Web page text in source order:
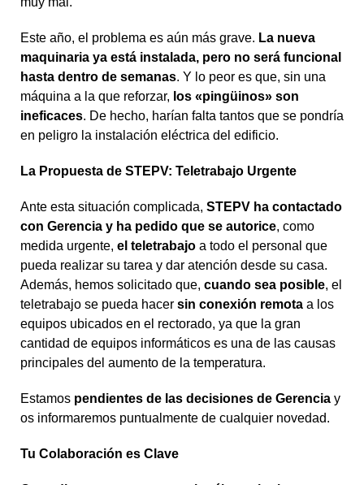
Este año, el problema es aún más grave. La nueva
maquinaria ya está instalada, pero no será funcional
hasta dentro de semanas. Y lo peor es que, sin una
máquina a la que reforzar, los «pingüinos» son
ineficaces. De hecho, harían falta tantos que se pondría
en peligro la instalación eléctrica del edificio.
La Propuesta de STEPV: Teletrabajo Urgente
Ante esta situación complicada, STEPV ha contactado
con Gerencia y ha pedido que se autorice, como
medida urgente, el teletrabajo a todo el personal que
pueda realizar su tarea y dar atención desde su casa.
Además, hemos solicitado que, cuando sea posible, el
teletrabajo se pueda hacer sin conexión remota a los
equipos ubicados en el rectorado, ya que la gran
cantidad de equipos informáticos es una de las causas
principales del aumento de la temperatura.
Estamos pendientes de las decisiones de Gerencia y
os informaremos puntualmente de cualquier novedad.
Tu Colaboración es Clave